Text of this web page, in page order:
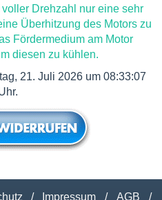
Drehzahl nur eine sehr
Überhitzung des Motors zu
Fördermedium am Motor
diesen zu kühlen.
21. Juli 2026 um 08:33:07
/ Impressum / AGB
/